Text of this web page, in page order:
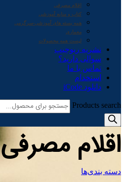
اقلام مصرفی
کتاب و منابع آموزشی
همه بسته های آموزشی-سرگرمی
معماری
لیست همه محصولات
نشریه ربوچیپ
سوالی دارید؟
تماس با ما
استخدام
دانلود iCode
Products search
اقلام مصرفی
دسته بندی‌ها